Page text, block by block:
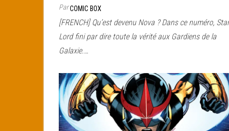
ParCOMIC BOX
[FRENCH] Qu’est devenu Nova ? Dans ce numéro,
Lord fini par dire toute la vérité aux Gardiens de la
Galaxie.…